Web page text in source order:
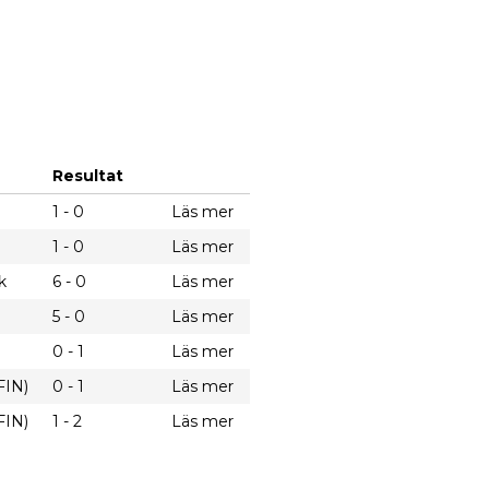
Resultat
1 - 0
Läs mer
1 - 0
Läs mer
6 - 0
Läs mer
5 - 0
Läs mer
0 - 1
Läs mer
0 - 1
Läs mer
1 - 2 Läs mer